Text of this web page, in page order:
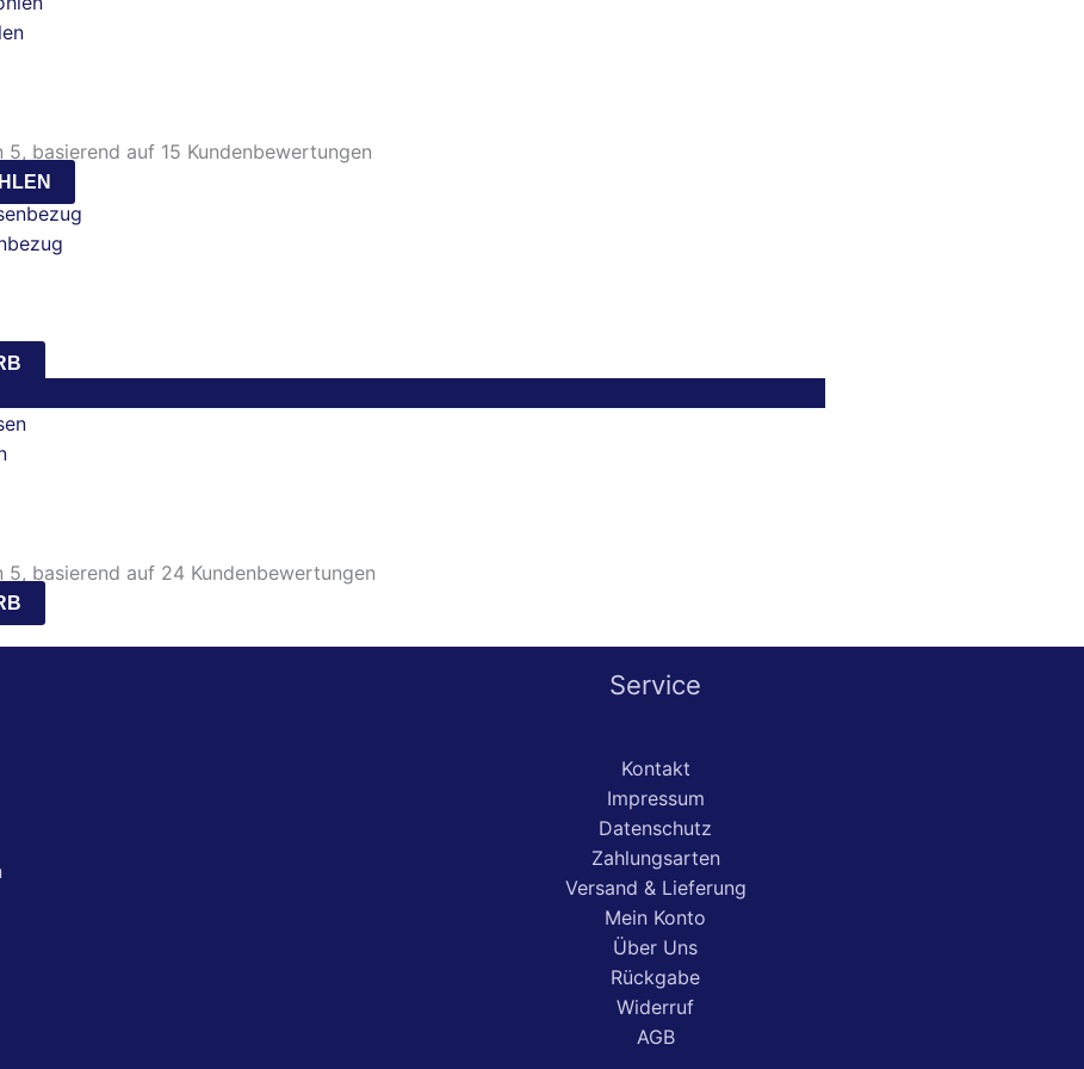
5, basierend auf 15 Kundenbewertungen
5, basierend auf 24 Kundenbewertungen
Service
Kontakt
Impressum
Datenschutz
Zahlungsarten
Versand & Lieferung
Mein Konto
Über Uns
Rückgabe
Widerruf
AGB